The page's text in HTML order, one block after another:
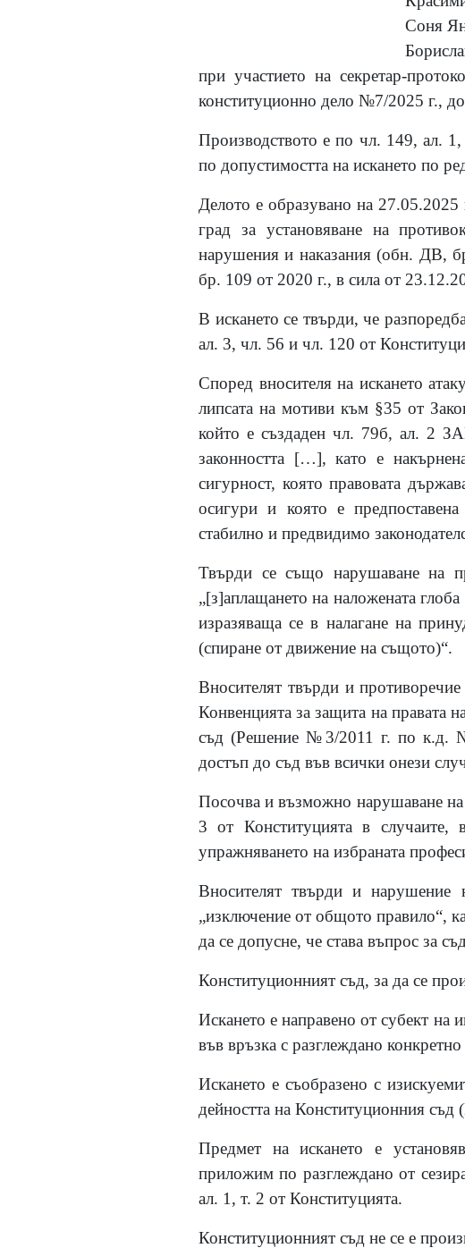
Соня
при участието на секретар-
конституционно дело №7/2025 г.,
Производството е по чл. 149, ал. 1,
по допустимостта на искането по
Делото е образувано на 27.05.2025
град за установяване на
нарушения и наказания (обн. ДВ,
бр. 109 от 2020 г., в сила от
В искането се твърди, че
ал. 3, чл. 56 и чл. 120 от
Според вносителя на искането
липсата на мотиви към §35 от
който е създаден чл. 79б, ал. 2
законността […], като е
сигурност, която правовата
осигури и която е
стабилно и предвидимо
Твърди се също нарушаване на
„[з]аплащането на наложената
изразяваща се в налагане на
(спиране от движение на същото)“.
Вносителят твърди и
Конвенцията за защита на правата
съд (Решение №3/2011 г. по к.д.
достъп до съд във всички онези
Посочва и възможно нарушаване
3 от Конституцията в случаите,
упражняването на избраната
Вносителят твърди и
„изключение от общото правило“,
да се допусне, че става въпрос за
Конституционният съд, за да се
Искането е направено от субект на
във връзка с разглеждано
Искането е съобразено с
дейността на Конституционния
Предмет на искането е
приложим по разглеждано от
ал. 1, т. 2 от Конституцията.
Конституционният съд не се е